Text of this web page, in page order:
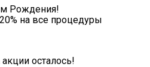
Рождения!
на все процедуры
осталось!